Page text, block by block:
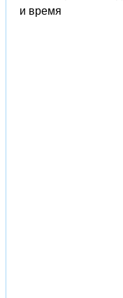
и время